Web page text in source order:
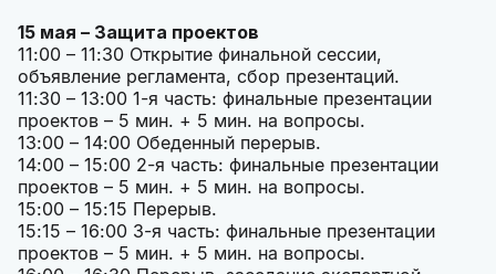
15 мая – Защита проектов
11:00 – 11:30 Открытие финальной сессии,
объявление регламента, сбор презентаций.
11:30 – 13:00 1-я часть: финальные презентации
проектов – 5 мин. + 5 мин. на вопросы.
13:00 – 14:00 Обеденный перерыв.
14:00 – 15:00 2-я часть: финальные презентации
проектов – 5 мин. + 5 мин. на вопросы.
15:00 – 15:15 Перерыв.
15:15 – 16:00 3-я часть: финальные презентации
проектов – 5 мин. + 5 мин. на вопросы.